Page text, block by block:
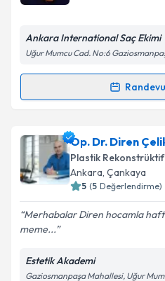
Kişisel verilerimin
Metni'ni okudum ve
Takvim
Ankara International Saç Ekimi
Uğur Mumcu Cad. No:6
Randevu Takvimi
Doç. Dr. Serdar
oluşturun. Size bu
takvim hazırlandığında
Kişisel verilerimin
Op. Dr. Diren
Plastik
Ankara, Çankaya
5 (5 Değerlendirme)
Merhabalar Diren hocamla
meme...
Estetik Akademi
Gaziosmanpaşa Mahallesi, Uğur